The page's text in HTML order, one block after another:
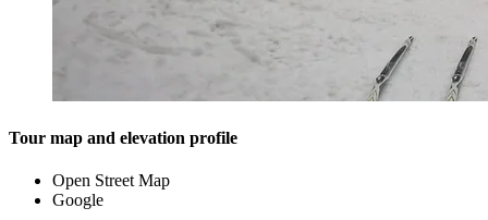
Tour map and elevation profile
Open Street Map
Google